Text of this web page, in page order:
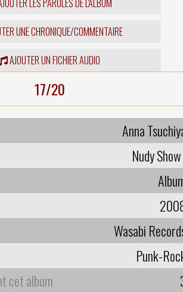
UNE CHRONIQUE/COMMENTAIRE
AJOUTER UN FICHIER AUDIO
17/20
Anna
Nudy
Wasabi
Punk-
cet album